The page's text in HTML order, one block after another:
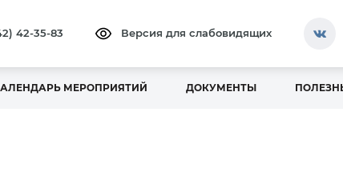
42-35-83 Версия для слабовидящих
МЕРОПРИЯТИЙ ДОКУМЕНТЫ